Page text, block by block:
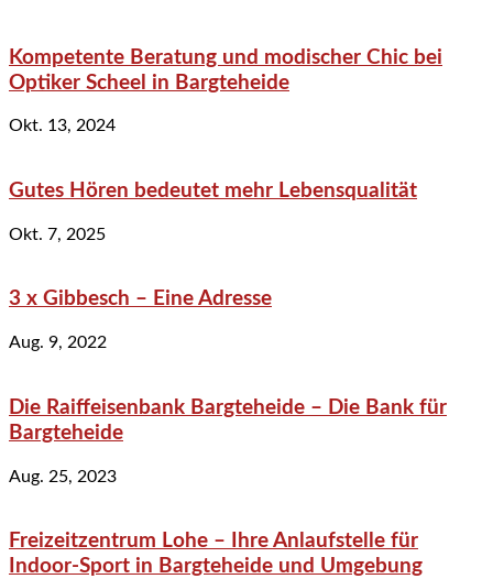
Kompetente Beratung und modischer Chic bei
Optiker Scheel in Bargteheide
Okt. 13, 2024
Gutes Hören bedeutet mehr Lebensqualität
Okt. 7, 2025
3 x Gibbesch – Eine Adresse
Aug. 9, 2022
Die Raiffeisenbank Bargteheide – Die Bank für
Bargteheide
Aug. 25, 2023
Freizeitzentrum Lohe – Ihre Anlaufstelle für
Indoor-Sport in Bargteheide und Umgebung